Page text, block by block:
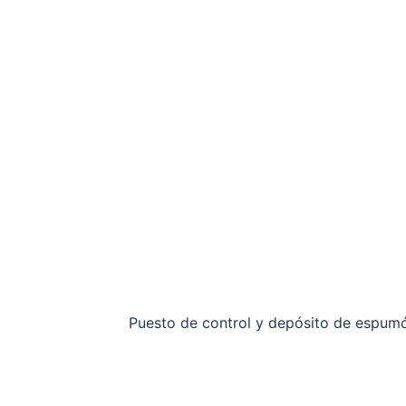
Puesto de control y depósito de